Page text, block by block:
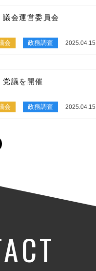
議会運営委員会
会 政務調査 2025.04.15
党議を開催
会 政務調査 2025.04.15